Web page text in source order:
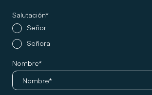
Salutación
Señor
Señora
Nombre